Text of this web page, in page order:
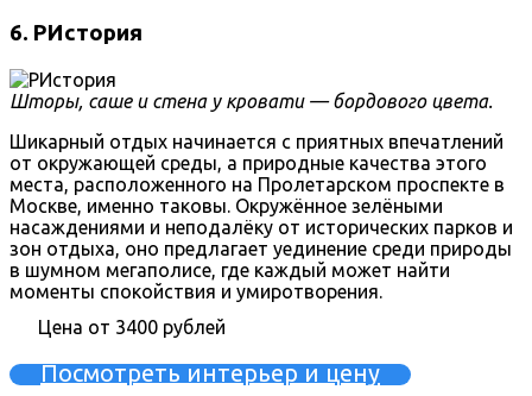
6. РИстория
Шторы, саше и стена у кровати — бордового цвета.
Шикарный отдых начинается с приятных впечатлений
от окружающей среды, а природные качества этого
места, расположенного на Пролетарском проспекте в
Москве, именно таковы. Окружённое зелёными
насаждениями и неподалёку от исторических парков и
зон отдыха, оно предлагает уединение среди природы
в шумном мегаполисе, где каждый может найти
моменты спокойствия и умиротворения.
Цена от 3400 рублей
Посмотреть интерьер и цену